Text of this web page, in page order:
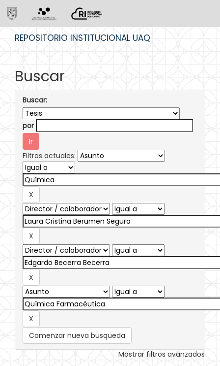
REPOSITORIO INSTITUCIONAL UAQ
Buscar
Buscar:
por
Filtros actuales:
Comenzar nueva busqueda
Mostrar filtros avanzados